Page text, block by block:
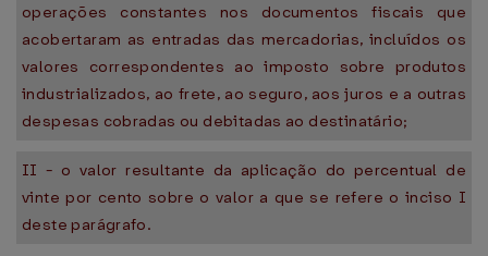
operações constantes nos documentos fiscais que
acobertaram as entradas das mercadorias, incluídos os
valores correspondentes ao imposto sobre produtos
industrializados, ao frete, ao seguro, aos juros e a outras
despesas cobradas ou debitadas ao destinatário;
II - o valor resultante da aplicação do percentual de
vinte por cento sobre o valor a que se refere o inciso I
deste parágrafo.